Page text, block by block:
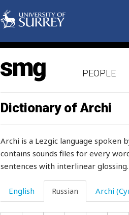
PEOPLE
Dictionary of Archi
Archi is a Lezgic language spoken
contains sounds files for every
sentences with interlinear glossing.
English Russian Archi
подоконник
подорожник
подошва
подписывать
подпись
подпруга
подпушка
подражать